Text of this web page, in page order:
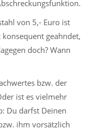
von 5,- Euro ist
geahndet,
doch? Wann
bzw. der
ist es vielmehr
Du darfst Deinen
ihm vorsätzlich